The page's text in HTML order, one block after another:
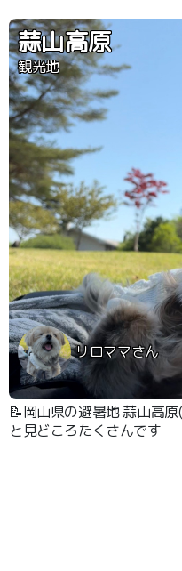
土日祝は予約不可と聞きま
すよ
蒜山高原
観光地
リロママさん
📝岡山県の避暑地 蒜山高
と見どころたくさんです